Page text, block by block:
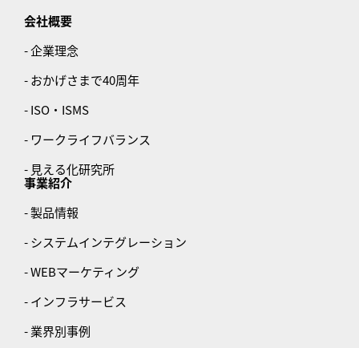
会社概要
- 企業理念
- おかげさまで40周年
- ISO・ISMS
- ワークライフバランス
- 見える化研究所
事業紹介
- 製品情報
- システムインテグレーション
- WEBマーケティング
- インフラサービス
- 業界別事例